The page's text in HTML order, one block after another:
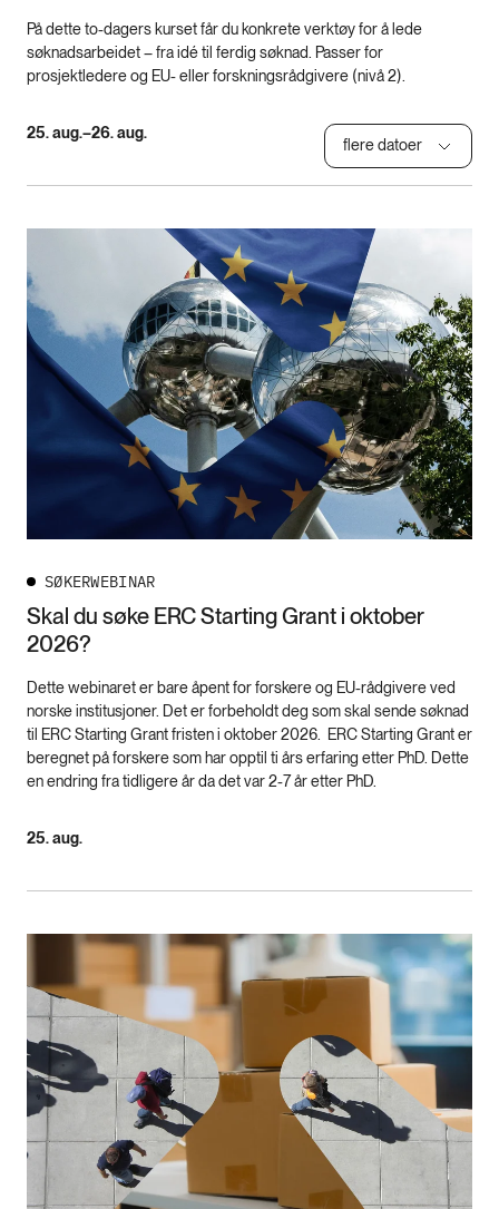
På dette to-dagers kurset får du konkrete verktøy for å lede
søknadsarbeidet – fra idé til ferdig søknad. Passer for
prosjektledere og EU- eller forskningsrådgivere (nivå 2).
25. aug.–26. aug.
flere datoer
SØKERWEBINAR
Skal du søke ERC Starting Grant i oktober
2026?
Dette webinaret er bare åpent for forskere og EU-rådgivere ved
norske institusjoner. Det er forbeholdt deg som skal sende søknad
til ERC Starting Grant fristen i oktober 2026. ERC Starting Grant er
beregnet på forskere som har opptil ti års erfaring etter PhD. Dette
en endring fra tidligere år da det var 2-7 år etter PhD.
25. aug.